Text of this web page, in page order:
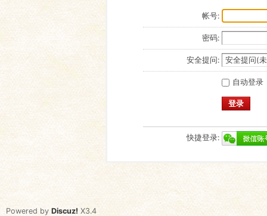
帐号:
密码:
安全提问:
自动登录
登录
快捷登录:
Powered by Discuz! X3.4